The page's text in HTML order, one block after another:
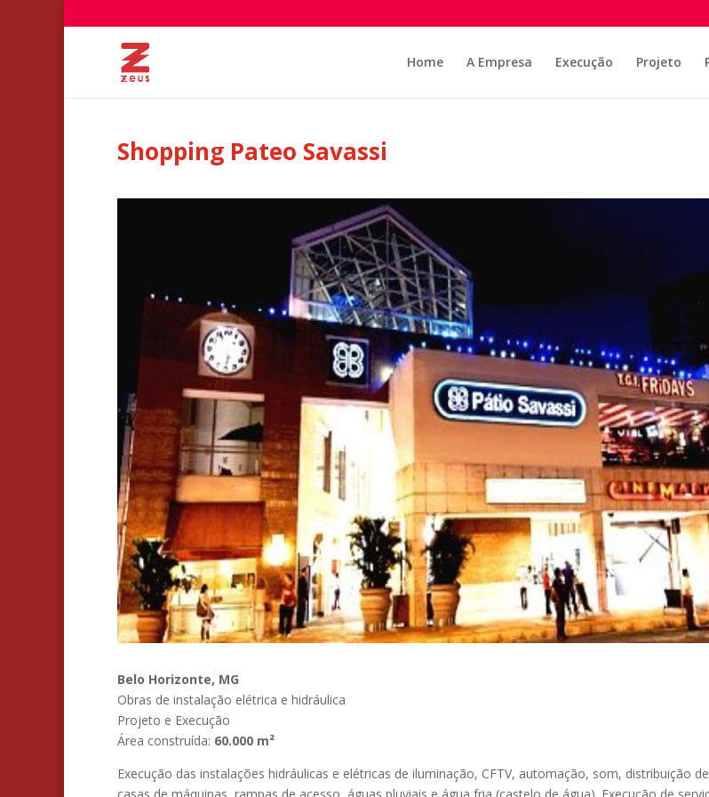
Home A Empresa Execução Projeto
Shopping Pateo Savassi
Belo Horizonte, MG
Obras de instalação elétrica e hidráulica
Projeto e Execução
Área construída: 60.000 m²
Execução das instalações hidráulicas e elétricas de iluminação, CFTV, automação, som, distribuição